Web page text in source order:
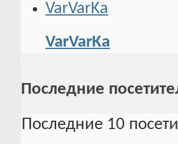
VarVarKa
Последние
Последние 10